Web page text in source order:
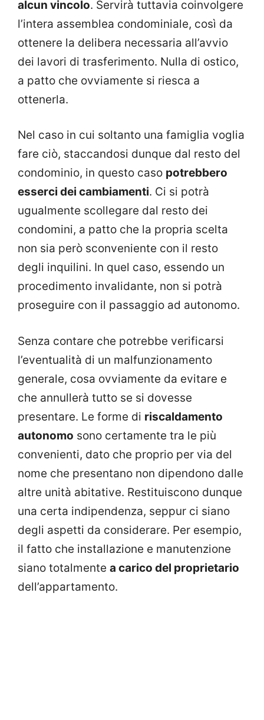
alcun vincolo. Servirà tuttavia coinvolgere
l’intera assemblea condominiale, così da
ottenere la delibera necessaria all’avvio
dei lavori di trasferimento. Nulla di ostico,
a patto che ovviamente si riesca a
ottenerla.
Nel caso in cui soltanto una famiglia voglia
fare ciò, staccandosi dunque dal resto del
condominio, in questo caso potrebbero
esserci dei cambiamenti. Ci si potrà
ugualmente scollegare dal resto dei
condomini, a patto che la propria scelta
non sia però sconveniente con il resto
degli inquilini. In quel caso, essendo un
procedimento invalidante, non si potrà
proseguire con il passaggio ad autonomo.
Senza contare che potrebbe verificarsi
l’eventualità di un malfunzionamento
generale, cosa ovviamente da evitare e
che annullerà tutto se si dovesse
presentare. Le forme di riscaldamento
autonomo sono certamente tra le più
convenienti, dato che proprio per via del
nome che presentano non dipendono dalle
altre unità abitative. Restituiscono dunque
una certa indipendenza, seppur ci siano
degli aspetti da considerare. Per esempio,
il fatto che installazione e manutenzione
siano totalmente a carico del proprietario
dell’appartamento.